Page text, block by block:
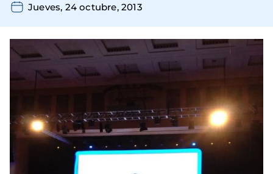
Jueves, 24 octubre, 2013